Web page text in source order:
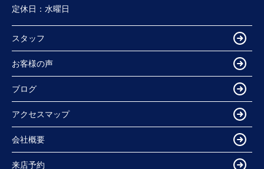
定休日： 水曜日
スタッフ
お客様の声
ブログ
アクセスマップ
会社概要
来店予約